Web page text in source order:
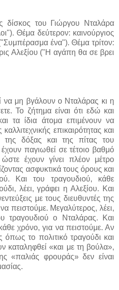
δίσκος του Γιώργου Νταλάρα
Θέμα δεύτερον: καινούργιος
ένα"). Θέμα τρίτον:
Αλεξίου ("Η αγάπη θα σε βρει
να μη βγάλουν ο Νταλάρας κι η
Το ζήτημα είναι ότι εδώ και
τα ίδια άτομα επιμένουν να
επικαιρότητας και
της δόξας και της πίτας του
παγιωθεί σε τέτοιο βαθμό
έχουν γίνει πλέον μέτρο
ασφυκτικά τους όρους και
Και του τραγουδιού, κάθε
λέει, γράφει η Αλεξίου. Και
με τους διευθυντές της
πειστούμε. Μεγαλύτερος, λέει,
τραγουδιού ο Νταλάρας. Και
χρόνο, για να πειστούμε. Αν
το πολιτικό τραγούδι και
καταληφθεί «και με τη βούλα»,
«παλιάς φρουράς» δεν είναι